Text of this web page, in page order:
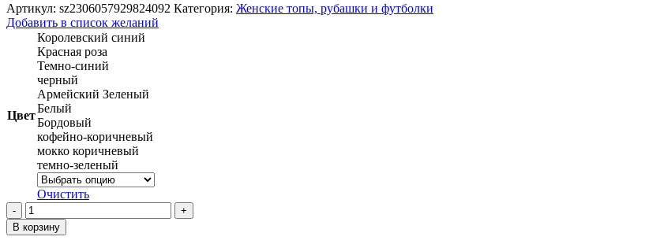
Артикул: sz2306057929824092 Категория: Женские топы, рубашки и футболки
Добавить в список желаний
Цвет
Королевский синий
Красная роза
Темно-синий
черный
Армейский Зеленый
Белый
Бордовый
кофейно-коричневый
мокко коричневый
темно-зеленый
Очистить
Количество
товара
Женская
В корзину